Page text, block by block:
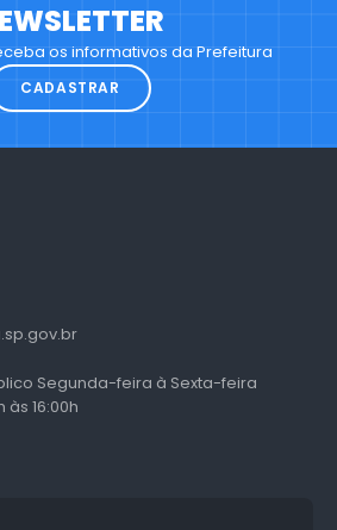
os informativos da Prefeitura
CADASTRAR
Segunda-feira à Sexta-feira
às 16:00h